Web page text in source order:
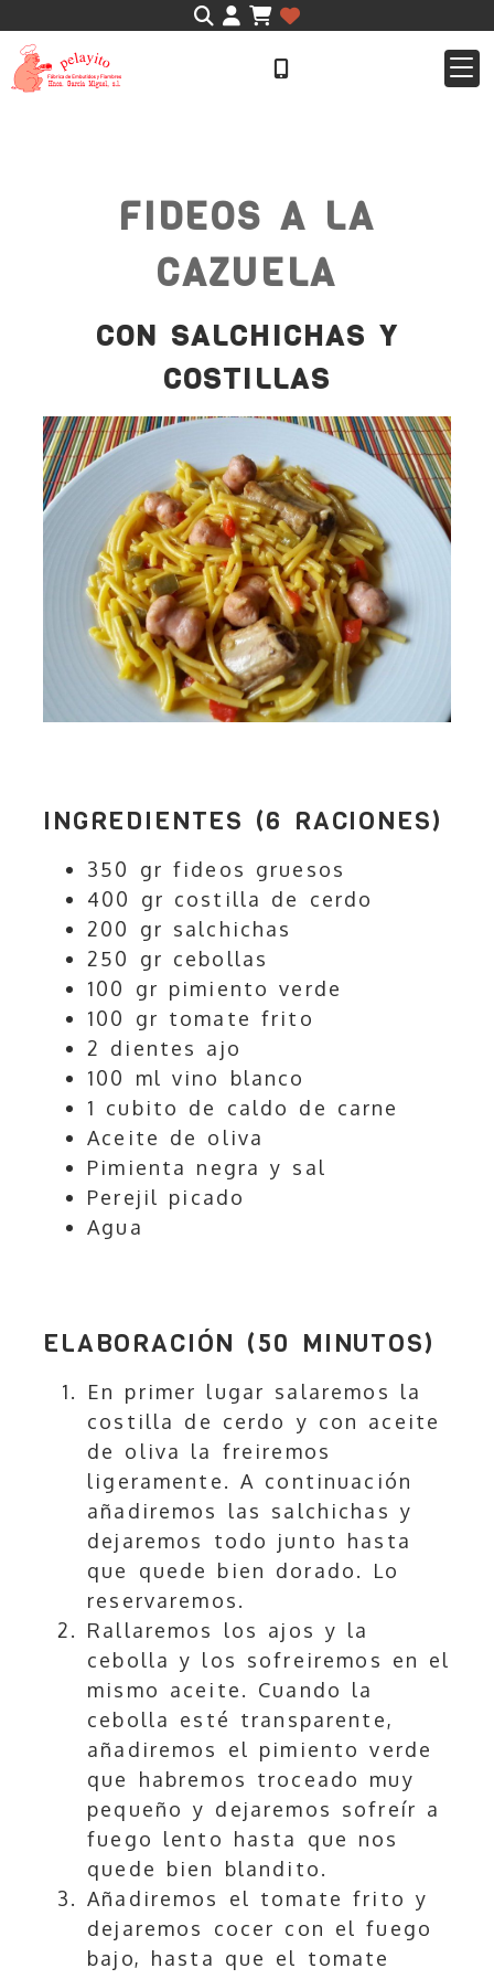
Identifícate
FIDEOS A LA
CAZUELA
CON SALCHICHAS Y
COSTILLAS
INGREDIENTES (6 RACIONES)
350 gr fideos gruesos
400 gr costilla de cerdo
200 gr salchichas
250 gr cebollas
100 gr pimiento verde
100 gr tomate frito
2 dientes ajo
100 ml vino blanco
1 cubito de caldo de carne
Aceite de oliva
Pimienta negra y sal
Perejil picado
Agua
ELABORACIÓN (50 MINUTOS)
En primer lugar salaremos la
costilla de cerdo y con aceite
de oliva la freiremos
ligeramente. A continuación
añadiremos las salchichas y
dejaremos todo junto hasta
que quede bien dorado. Lo
reservaremos.
Rallaremos los ajos y la
cebolla y los sofreiremos en el
mismo aceite. Cuando la
cebolla esté transparente,
añadiremos el pimiento verde
que habremos troceado muy
pequeño y dejaremos sofreír a
fuego lento hasta que nos
quede bien blandito.
Añadiremos el tomate frito y
dejaremos cocer con el fuego
bajo, hasta que el tomate